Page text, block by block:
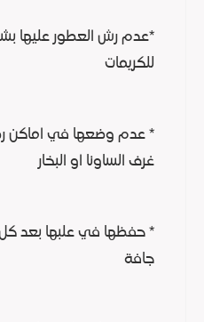
*عدم رش العطور عليها
للكريمات
* عدم وضعها في اماكن
غرف الساونا او البخار
* حفظها في علبها بعد
جافة